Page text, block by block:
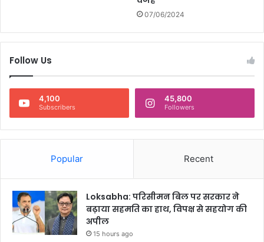
07/06/2024
Follow Us
4,100
Subscribers
45,800
Followers
Popular Recent
Loksabha: परिसीमन बिल पर सरकार ने
बढ़ाया सहमति का हाथ, विपक्ष से सहयोग की
अपील
15 hours ago